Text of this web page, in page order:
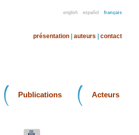
english español français
présentation auteurs contact
Publications Acteurs